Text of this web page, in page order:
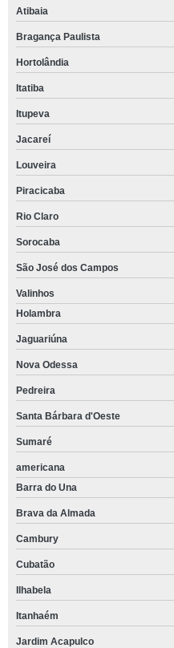
Atibaia
Bragança Paulista
Hortolândia
Itatiba
Itupeva
Jacareí
Louveira
Piracicaba
Rio Claro
Sorocaba
São José dos Campos
Valinhos
Holambra
Jaguariúna
Nova Odessa
Pedreira
Santa Bárbara d'Oeste
Sumaré
americana
Barra do Una
Brava da Almada
Cambury
Cubatão
Ilhabela
Itanhaém
Jardim Acapulco